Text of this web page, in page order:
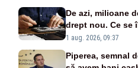
De azi, milioane
drept nou. Ce se
un produs
1 aug. 2026, 09:37
Piperea, semnal